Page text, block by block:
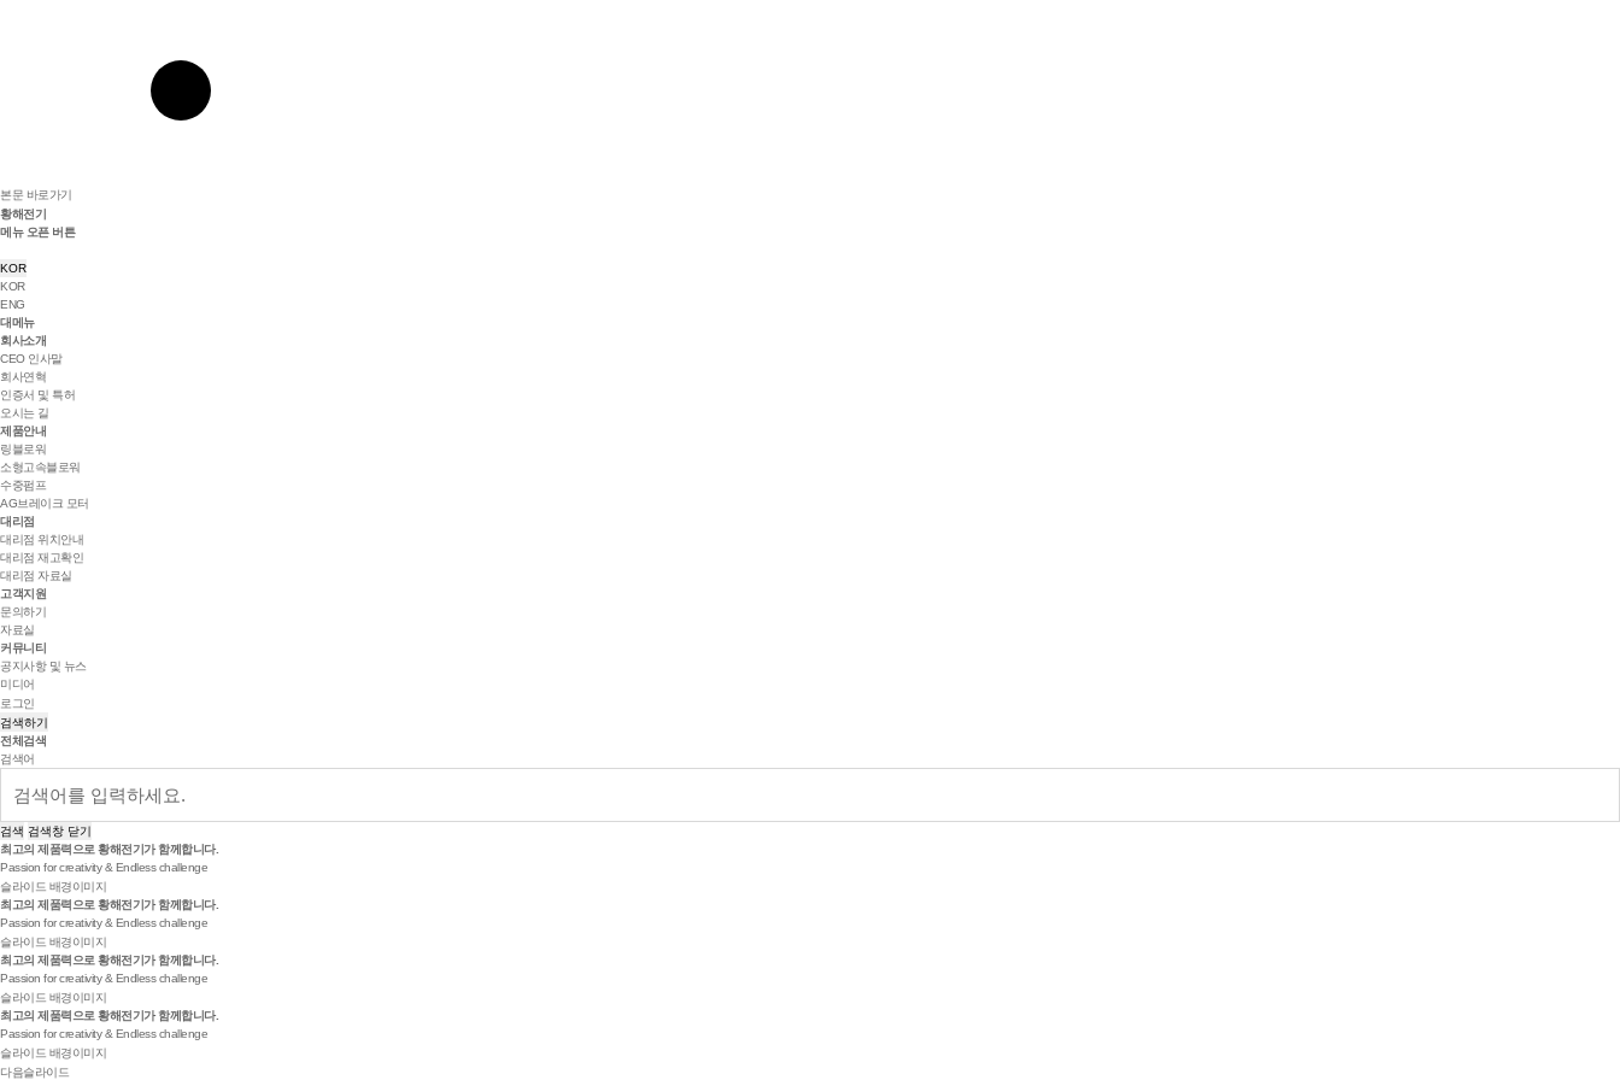
본문 바로가기
황해전기
메뉴 오픈 버튼
KOR
KOR
ENG
대메뉴
회사소개
CEO 인사말
회사연혁
인증서 및 특허
오시는 길
제품안내
링블로워
소형고속블로워
수중펌프
AG브레이크 모터
대리점
대리점 위치안내
대리점 재고확인
대리점 자료실
고객지원
문의하기
자료실
커뮤니티
공지사항 및 뉴스
미디어
로그인
검색하기
전체검색
검색어
검색 검색창 닫기
최고의 제품력으로황해전기 가 함께합니다.
Passion for creativity & Endless challenge
슬라이드 배경이미지
최고의 제품력으로황해전기 가 함께합니다.
Passion for creativity & Endless challenge
슬라이드 배경이미지
최고의 제품력으로 황해전기 가 함께합니다.
Passion for creativity & Endless challenge
슬라이드 배경이미지
최고의 제품력으로 황해전기 가 함께합니다.
Passion for creativity & Endless challenge
슬라이드 배경이미지
다음슬라이드